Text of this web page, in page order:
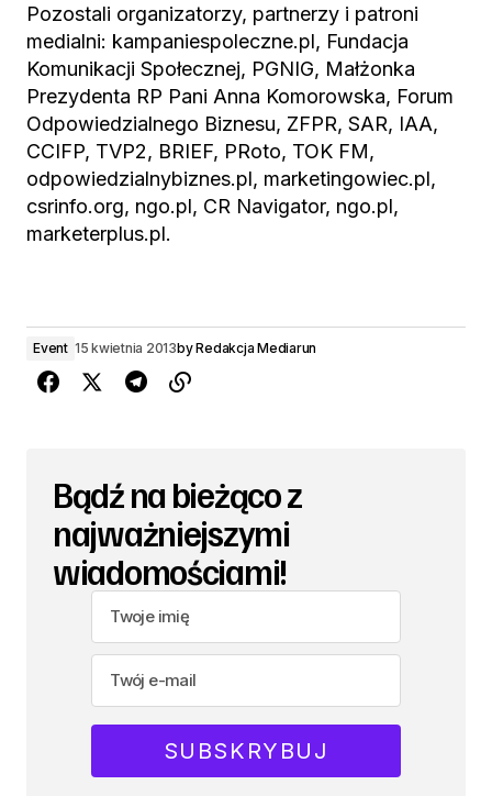
Pozostali organizatorzy, partnerzy i patroni
medialni: kampaniespoleczne.pl, Fundacja
Komunikacji Społecznej, PGNIG, Małżonka
Prezydenta RP Pani Anna Komorowska, Forum
Odpowiedzialnego Biznesu, ZFPR, SAR, IAA,
CCIFP, TVP2, BRIEF, PRoto, TOK FM,
odpowiedzialnybiznes.pl, marketingowiec.pl,
csrinfo.org, ngo.pl, CR Navigator, ngo.pl,
marketerplus.pl.
Event 15 kwietnia 2013byRedakcja Mediarun
Bądź na bieżąco z
najważniejszymi
wiadomościami!